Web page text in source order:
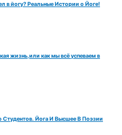
в йогу? Реальные Истории о Йоге!
жизнь,или как мы всё успеваем в
Йога И Высшее В Поэзии